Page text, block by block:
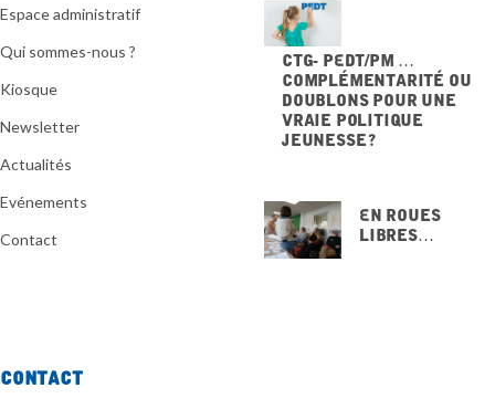
Espace administratif
Qui sommes-nous ?
Kiosque
Newsletter
Actualités
Evénements
Contact
CTG- PEdT/PM …
Complémentarité ou
doublons pour une
vraie politique
jeunesse ?
En Roues
Libres…
Contact